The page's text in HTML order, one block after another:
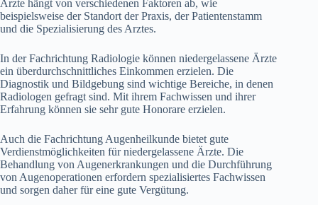
Ärzte hängt von verschiedenen Faktoren ab, wie
beispielsweise der Standort der Praxis, der Patientenstamm
und die Spezialisierung des Arztes.
In der Fachrichtung Radiologie können niedergelassene Ärzte
ein überdurchschnittliches Einkommen erzielen. Die
Diagnostik und Bildgebung sind wichtige Bereiche, in denen
Radiologen gefragt sind. Mit ihrem Fachwissen und ihrer
Erfahrung können sie sehr gute Honorare erzielen.
Auch die Fachrichtung Augenheilkunde bietet gute
Verdienstmöglichkeiten für niedergelassene Ärzte. Die
Behandlung von Augenerkrankungen und die Durchführung
von Augenoperationen erfordern spezialisiertes Fachwissen
und sorgen daher für eine gute Vergütung.